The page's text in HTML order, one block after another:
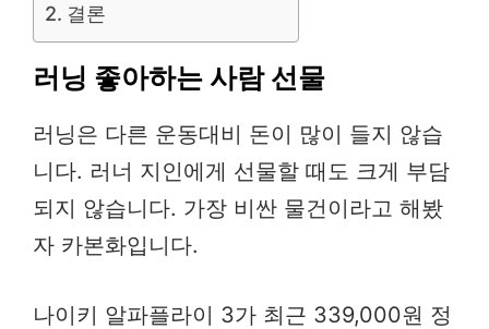
결론
러닝 좋아하는 사람 선물
러닝은 다른 운동대비 돈이 많이 들지 않습
니다. 러너 지인에게 선물할 때도 크게 부담
되지 않습니다. 가장 비싼 물건이라고 해봤
자 카본화입니다.
나이키 알파플라이 3가 최근 339,000원 정